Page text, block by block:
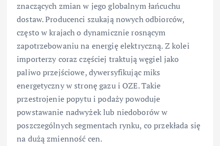
znaczących zmian w jego globalnym łańcuchu
dostaw. Producenci szukają nowych odbiorców,
często w krajach o dynamicznie rosnącym
zapotrzebowaniu na energię elektryczną. Z kolei
importerzy coraz częściej traktują węgiel jako
paliwo przejściowe, dywersyfikując miks
energetyczny w stronę gazu i OZE. Takie
przestrojenie popytu i podaży powoduje
powstawanie nadwyżek lub niedoborów w
poszczególnych segmentach rynku, co przekłada się
na dużą zmienność cen.